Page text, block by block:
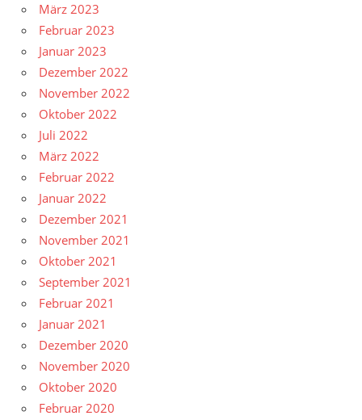
März 2023
Februar 2023
Januar 2023
Dezember 2022
November 2022
Oktober 2022
Juli 2022
März 2022
Februar 2022
Januar 2022
Dezember 2021
November 2021
Oktober 2021
September 2021
Februar 2021
Januar 2021
Dezember 2020
November 2020
Oktober 2020
Februar 2020